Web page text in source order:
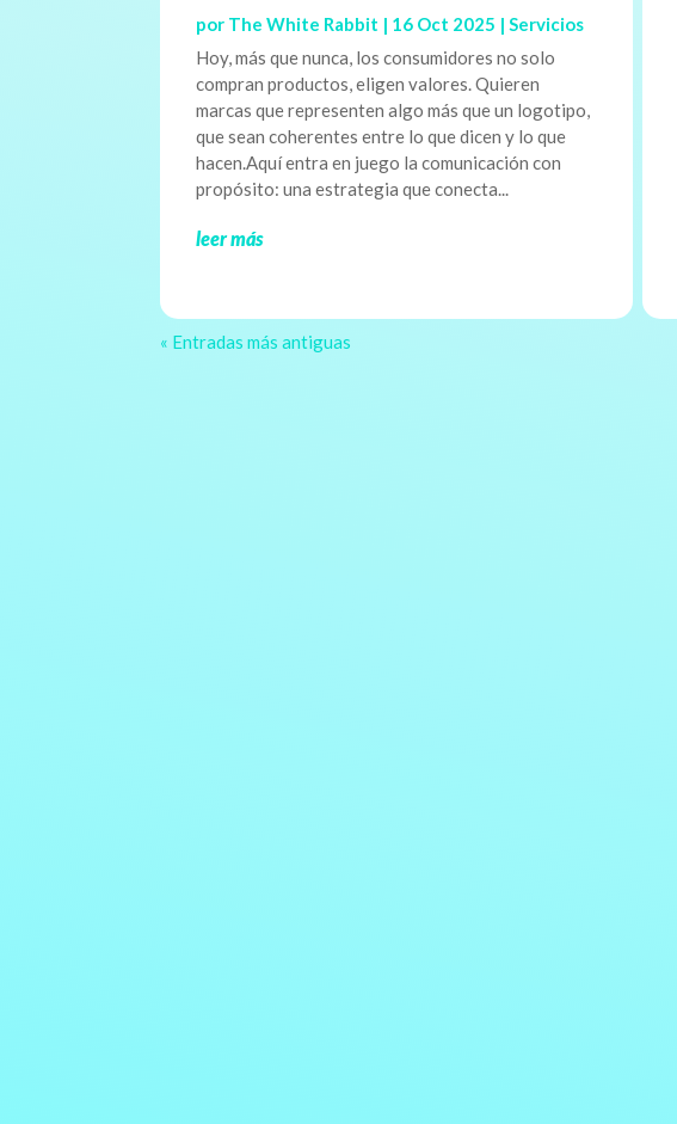
por The White Rabbit | 16 Oct 2025 | Servicios
Hoy, más que nunca, los consumidores no solo
compran productos, eligen valores. Quieren
marcas que representen algo más que un logotipo,
que sean coherentes entre lo que dicen y lo que
hacen.Aquí entra en juego la comunicación con
propósito: una estrategia que conecta...
leer más
« Entradas más antiguas